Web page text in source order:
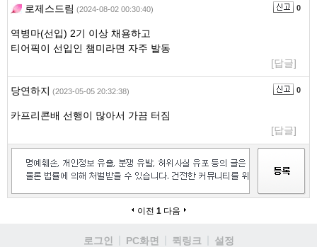
로제스드림 (2024-08-02 00:30:40) 0
역병마(선입) 2기 이상 채용하고
티어픽이 선입인 챔미라면 자주 발동
[답글]
당연하지 (2023-05-05 20:32:38) 0
카프리콘배 선행이 많아서 가끔 터짐
[답글]
이전 1 다음
로그인 PC화면 퀵링크
설정